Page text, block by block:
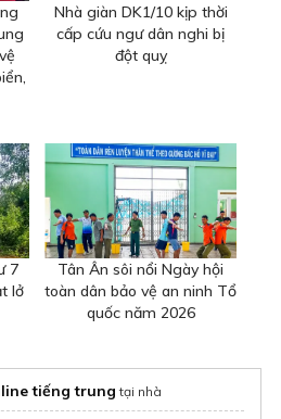
Nhà giàn DK1/10 kịp thời
cấp cứu ngư dân nghi bị
đột quỵ
7
lở
Tân Ân sôi nổi Ngày hội
toàn dân bảo vệ an ninh Tổ
quốc năm 2026
tiếng trungtại nhà